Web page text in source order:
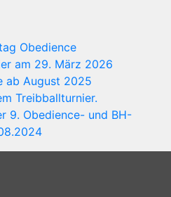
Obedience
am 29. März 2026
ab August 2025
Treibballturnier.
9. Obedience- und BH-